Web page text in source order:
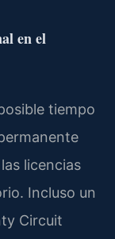
en el
tiempo
licencias
Incluso un
Circuit